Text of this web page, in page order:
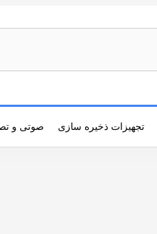
تجهیزات ذخیره سازی صوتی و